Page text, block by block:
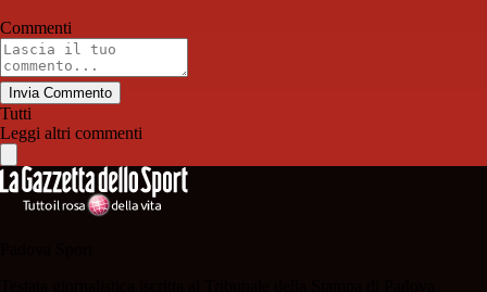
Commenti
Invia Commento
Tutti
Leggi altri commenti